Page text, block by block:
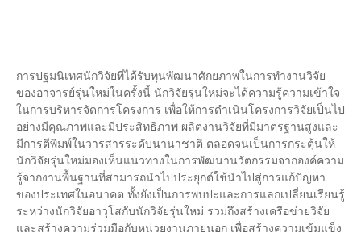
การปฐมนิเทศนักวิจัยที่ได้รับทุนพัฒนาศักยภาพในการทำงานวิจัย
ของอาจารย์รุ่นใหม่ในครั้งนี้ นักวิจัยรุ่นใหม่จะได้ความรู้ความเข้าใจ
ในการบริหารจัดการโครงการ เพื่อให้การดำเนินโครงการวิจัยเป็นไป
อย่างมีคุณภาพและมีประสิทธิภาพ ผลิตงานวิจัยที่มีมาตรฐานสูงและ
มีการตีพิมพ์ในวารสารระดับนานาชาติ ตลอดจนเป็นการกระตุ้นให้
นักวิจัยรุ่นใหม่มองเห็นแนวทางในการพัฒนานวัตกรรมจากองค์ความ
รู้จากงานพื้นฐานที่สามารถนำไปประยุกต์ใช้นำไปสู่การแก้ปัญหา
ของประเทศในอนาคต ทั้งยังเป็นการพบปะและการแลกเปลี่ยนเรียนรู้
ระหว่างนักวิจัยอาวุโสกับนักวิจัยรุ่นใหม่ รวมถึงสร้างเครือข่ายวิจัย
และสร้างความร่วมมือกับหน่วยงานภายนอก เพื่อสร้างความเข้มแข็ง